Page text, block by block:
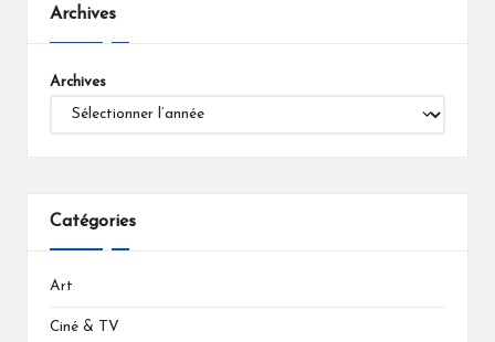
Archives
Archives
Catégories
Art
Ciné & TV